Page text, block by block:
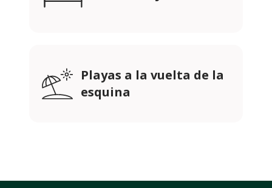
Playas a la vuelta de la
esquina